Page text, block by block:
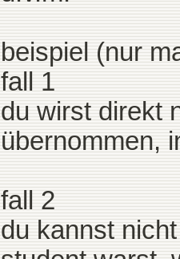
beispiel (nur
fall 1
du wirst direkt
übernommen,
fall 2
du kannst